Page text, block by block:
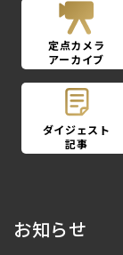
定点カメラ
アーカイブ
ダイジェスト
記事
お知らせ